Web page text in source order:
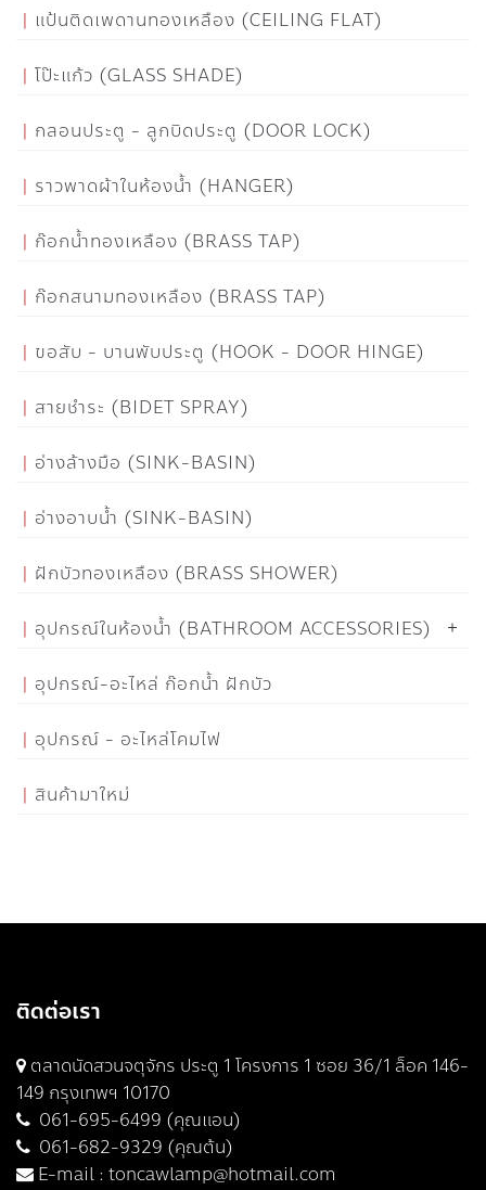
แป้นติดเพดานทองเหลือง (CEILING FLAT)
โป๊ะแก้ว (GLASS SHADE)
กลอนประตู - ลูกบิดประตู (DOOR LOCK)
ราวพาดผ้าในห้องน้ำ (HANGER)
ก๊อกน้ำทองเหลือง (BRASS TAP)
ก๊อกสนามทองเหลือง (BRASS TAP)
ขอสับ - บานพับประตู (HOOK - DOOR HINGE)
สายชำระ (BIDET SPRAY)
อ่างล้างมือ (SINK-BASIN)
อ่างอาบน้ำ (SINK-BASIN)
ฝักบัวทองเหลือง (BRASS SHOWER)
อุปกรณ์ในห้องน้ำ (BATHROOM ACCESSORIES)
อุปกรณ์-อะไหล่ ก๊อกน้ำ ฝักบัว
อุปกรณ์ - อะไหล่โคมไฟ
สินค้ามาใหม่
ติดต่อเรา
ตลาดนัดสวนจตุจักร ประตู 1 โครงการ 1 ซอย 36/1 ล็อค 146-
149 กรุงเทพฯ 10170
061-695-6499 (คุณแอน)
061-682-9329 (คุณต้น)
E-mail : toncawlamp@hotmail.com